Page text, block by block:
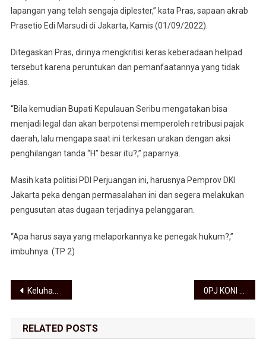
lapangan yang telah sengaja diplester,” kata Pras, sapaan akrab
Prasetio Edi Marsudi di Jakarta, Kamis (01/09/2022).
Ditegaskan Pras, dirinya mengkritisi keras keberadaan helipad
tersebut karena peruntukan dan pemanfaatannya yang tidak
jelas.
“Bila kemudian Bupati Kepulauan Seribu mengatakan bisa
menjadi legal dan akan berpotensi memperoleh retribusi pajak
daerah, lalu mengapa saat ini terkesan urakan dengan aksi
penghilangan tanda “H” besar itu?,” paparnya.
Masih kata politisi PDI Perjuangan ini, harusnya Pemprov DKI
Jakarta peka dengan permasalahan ini dan segera melakukan
pengusutan atas dugaan terjadinya pelanggaran.
“Apa harus saya yang melaporkannya ke penegak hukum?,”
imbuhnya. (TP 2)
Navigasi pos
Keluhan Warga Kepada Ketua DPRD Medan Tak Ditanggapi Pemko Medan, Pemukiman Warga di Kotamatsum I Kembali Terendam Air
RELATED POSTS